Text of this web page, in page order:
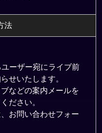
法
ーザー宛にライブ前
せいたします。
などの案内メールを
ださい。
お問い合わせフォー